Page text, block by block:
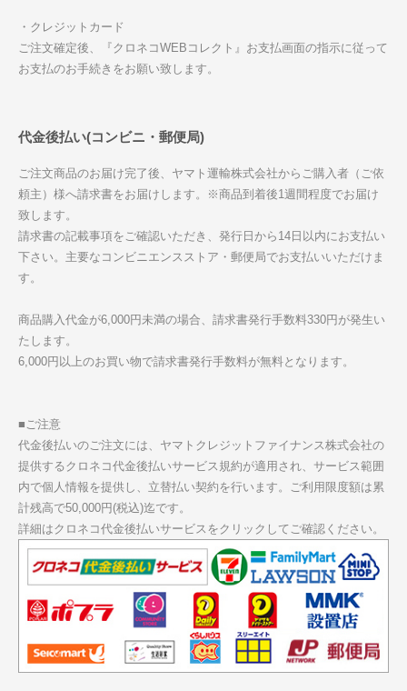
・クレジットカード
ご注文確定後、『クロネコWEBコレクト』お支払画面の指示に従って
お支払のお手続きをお願い致します。
代金後払い(コンビニ・郵便局)
ご注文商品のお届け完了後、ヤマト運輸株式会社からご購入者（ご依
頼主）様へ請求書をお届けします。※商品到着後1週間程度でお届け
致します。
請求書の記載事項をご確認いただき、発行日から14日以内にお支払い
下さい。主要なコンビニエンスストア・郵便局でお支払いいただけま
す。
商品購入代金が6,000円未満の場合、請求書発行手数料330円が発生い
たします。
6,000円以上のお買い物で請求書発行手数料が無料となります。
■ご注意
代金後払いのご注文には、ヤマトクレジットファイナンス株式会社の
提供するクロネコ代金後払いサービス規約が適用され、サービス範囲
内で個人情報を提供し、立替払い契約を行います。ご利用限度額は累
計残高で50,000円(税込)迄です。
詳細はクロネコ代金後払いサービスをクリックしてご確認ください。